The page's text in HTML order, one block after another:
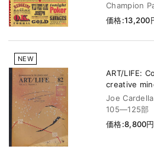
Champion
価格:13,200
NEW
ART/LIFE:
creative
Joe
105―125部
価格:8,800